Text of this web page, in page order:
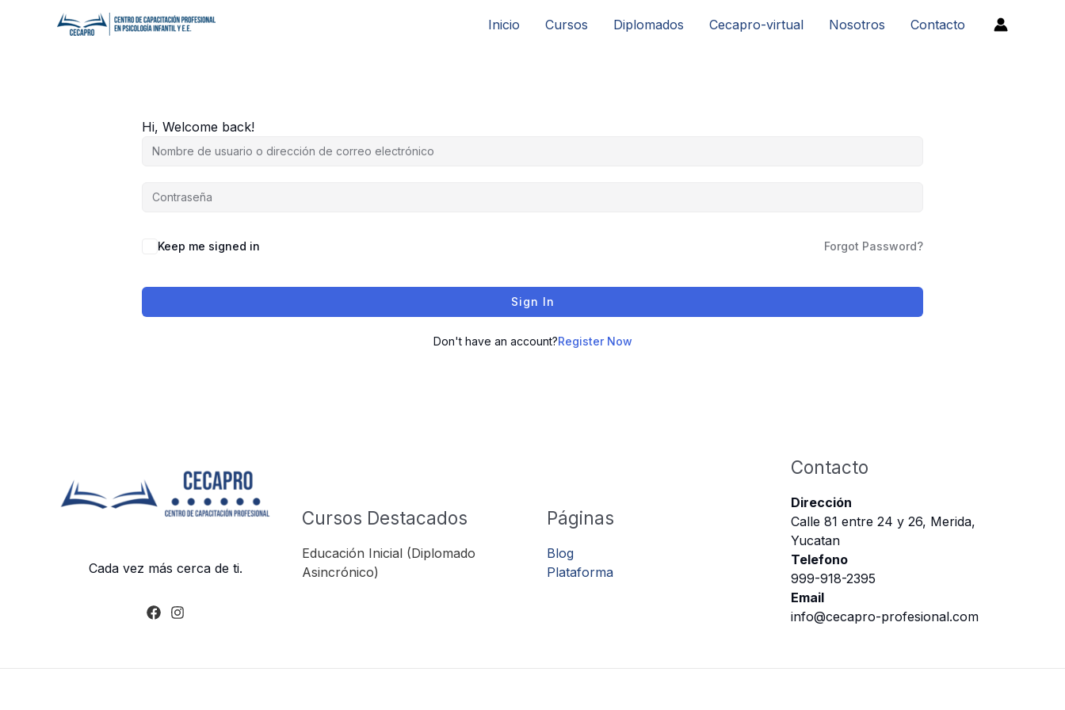
Inicio Cursos Diplomados Cecapro-virtual Nosotros Contacto
Hi, Welcome back!
Keep me signed in Forgot Password?
Sign In
Don't have an account?Register Now
Cada vez más cerca de ti.
Cursos Destacados
Educación Inicial (Diplomado
Asincrónico)
Páginas
Blog
Plataforma
Contacto
Dirección
Calle 81 entre 24 y 26, Merida,
Yucatan
Telefono
999-918-2395
Email
info@cecapro-profesional.com